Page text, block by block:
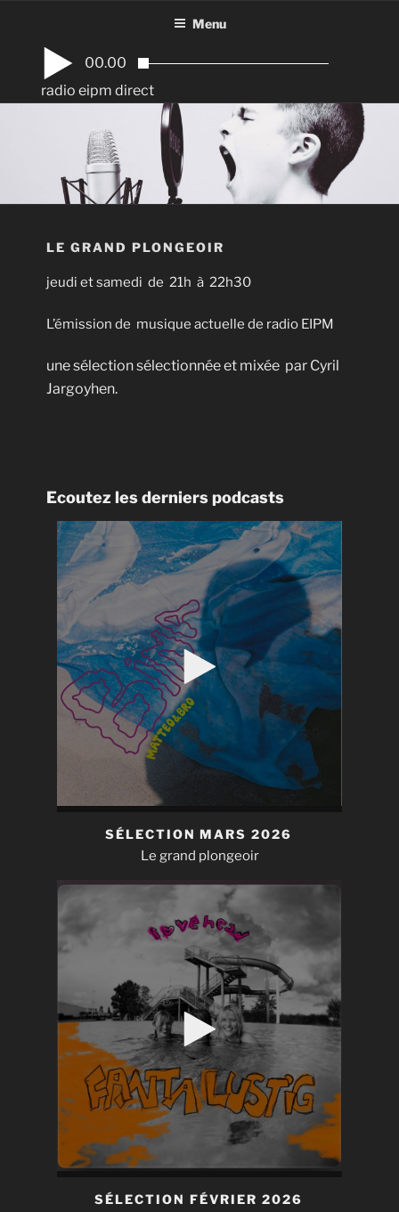
contenu
principal
Menu
00.00
radio eipm direct
LE GRAND PLONGEOIR
jeudi et samedi de 21h à 22h30
L’émission de musique actuelle de radio EIPM
une sélection sélectionnée et mixée par Cyril
Jargoyhen.
Ecoutez les derniers podcasts
SÉLECTION MARS 2026
Le grand plongeoir
SÉLECTION FÉVRIER 2026